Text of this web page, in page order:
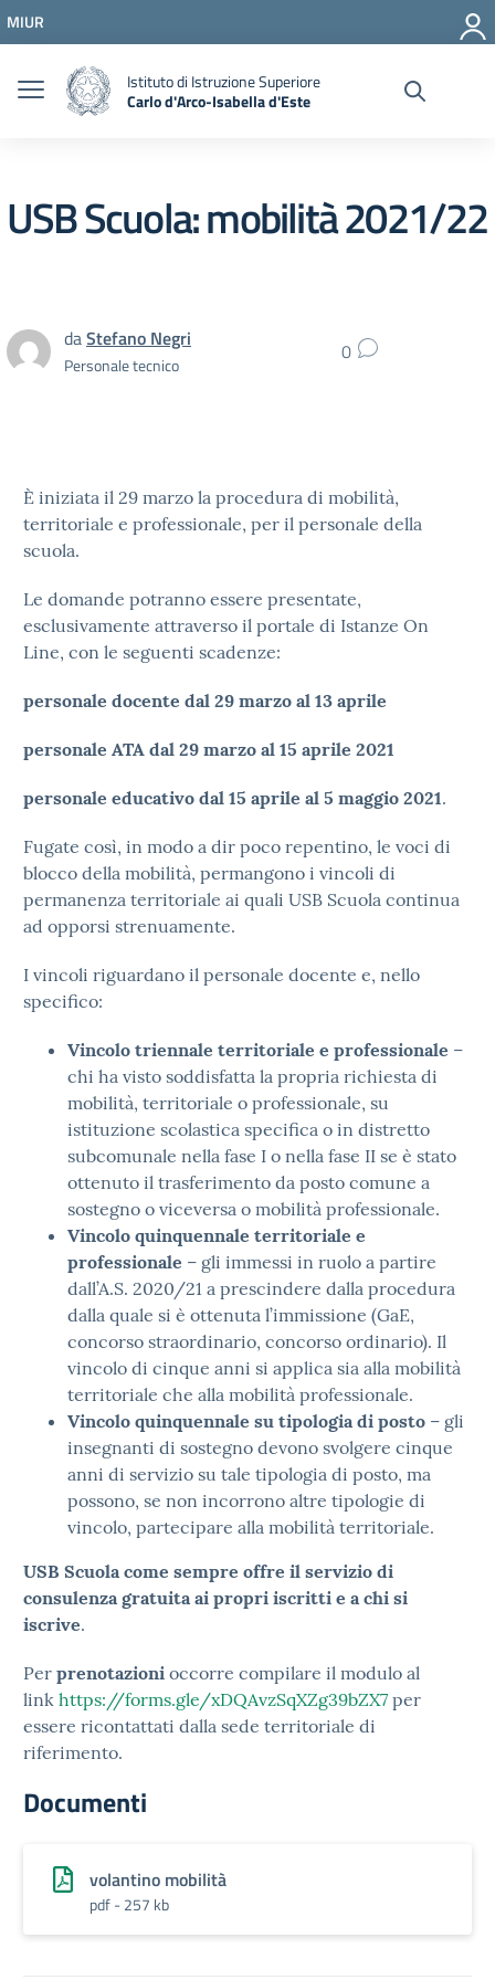
Vai al menu di navigazione
Vai al footer
MIUR
Istituto di Istruzione Superiore
Carlo d'Arco-Isabella d'Este
USB Scuola: mobilità 2021/22
daStefano Negri
Personale tecnico 0
È iniziata il 29 marzo la procedura di mobilità,
territoriale e professionale, per il personale della
scuola.
Le domande potranno essere presentate,
esclusivamente attraverso il portale di Istanze On
Line, con le seguenti scadenze:
personale docente dal 29 marzo al 13 aprile
personale ATA dal 29 marzo al 15 aprile 2021
personale educativo dal 15 aprile al 5 maggio 2021.
Fugate così, in modo a dir poco repentino, le voci di
blocco della mobilità, permangono i vincoli di
permanenza territoriale ai quali USB Scuola continua
ad opporsi strenuamente.
I vincoli riguardano il personale docente e, nello
specifico:
Vincolo triennale territoriale e professionale –
chi ha visto soddisfatta la propria richiesta di
mobilità, territoriale o professionale, su
istituzione scolastica specifica o in distretto
subcomunale nella fase I o nella fase II se è stato
ottenuto il trasferimento da posto comune a
sostegno o viceversa o mobilità professionale.
Vincolo quinquennale territoriale e
professionale – gli immessi in ruolo a partire
dall’A.S. 2020/21 a prescindere dalla procedura
dalla quale si è ottenuta l’immissione (GaE,
concorso straordinario, concorso ordinario). Il
vincolo di cinque anni si applica sia alla mobilità
territoriale che alla mobilità professionale.
Vincolo quinquennale su tipologia di posto – gli
insegnanti di sostegno devono svolgere cinque
anni di servizio su tale tipologia di posto, ma
possono, se non incorrono altre tipologie di
vincolo, partecipare alla mobilità territoriale.
USB Scuola come sempre offre il servizio di
consulenza gratuita ai propri iscritti e a chi si
iscrive.
Per prenotazioni occorre compilare il modulo al
link https://forms.gle/xDQAvzSqXZg39bZX7 per
essere ricontattati dalla sede territoriale di
riferimento.
Documenti
volantino mobilità
pdf - 257 kb